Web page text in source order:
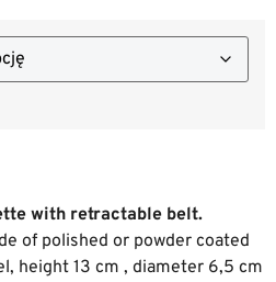
with retractable belt.
of polished or powder coated
height 13 cm , diameter 6,5 cm